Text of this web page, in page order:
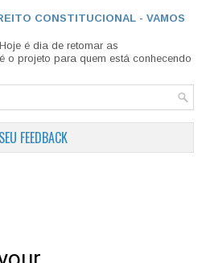
CONSTITUCIONAL - VAMOS
é dia de retomar as
o projeto para quem está conhecendo
FEEDBACK